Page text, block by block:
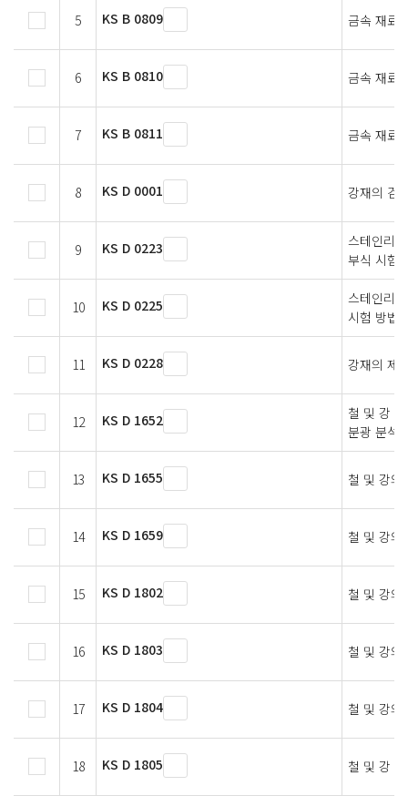
5 KS B 0809 금속 재료
6 KS B 0810 금속 재료
7 KS B 0811 금속 재료
8 KS D 0001 강재의 검
9 KS D 0223
스테인리
부식 시험
10 KS D 0225
스테인리
시험 방법
11 KS D 0228 강재의 제
12 KS D 1652
철 및 강 —
분광 분석
13 KS D 1655 철 및 강의
14 KS D 1659 철 및 강의
15 KS D 1802 철 및 강의
16 KS D 1803 철 및 강의
17 KS D 1804 철 및 강의
18 KS D 1805 철 및 강 —